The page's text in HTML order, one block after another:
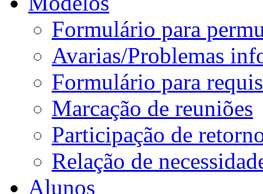
Formulário para
Avarias/Problemas
Formulário para
Marcação de reuniões
Participação de
Relação de
Alunos